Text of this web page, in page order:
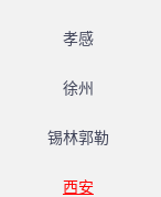
孝感
徐州
锡林郭勒
西安